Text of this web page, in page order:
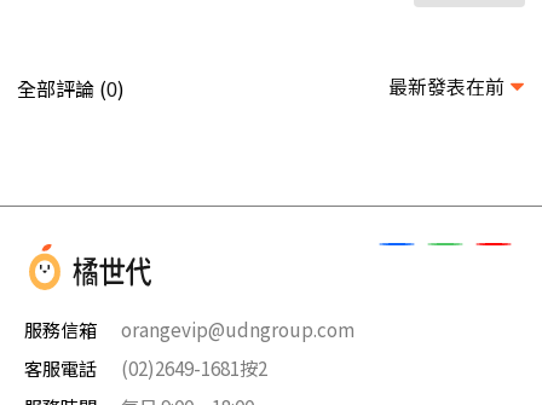
全部評論 (0) 最新發表在前
服務信箱
orangevip@udngroup.com
客服電話
(02)2649-1681按2